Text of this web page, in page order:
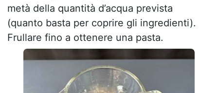
metà della quantità d’acqua prevista
(quanto basta per coprire gli ingredienti).
Frullare fino a ottenere una pasta.